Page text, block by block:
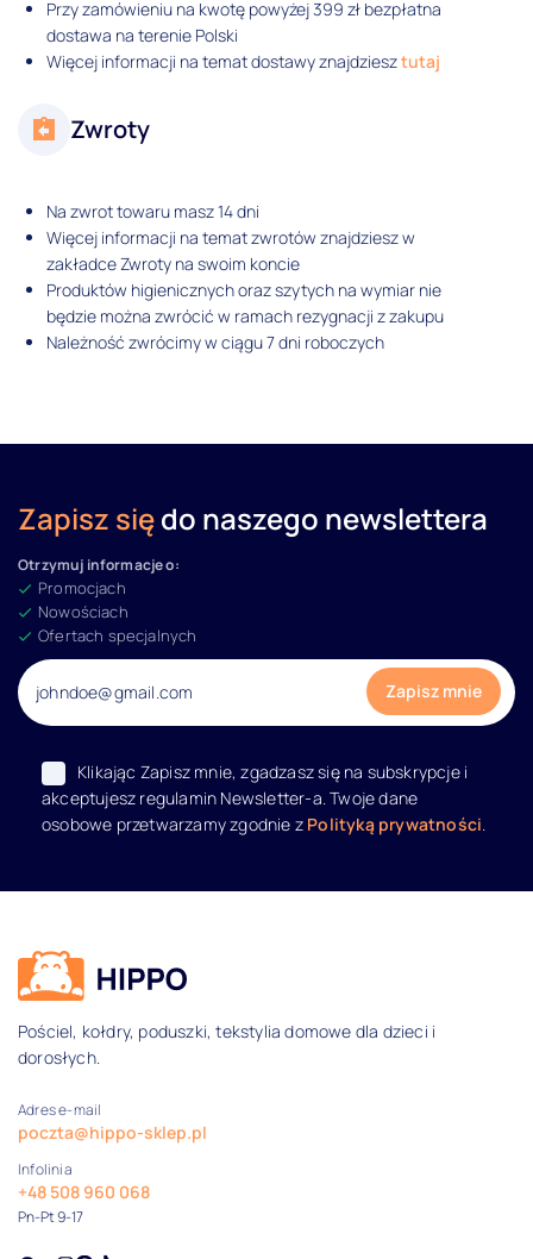
Przy zamówieniu na kwotę powyżej 399 zł bezpłatna
dostawa na terenie Polski
Więcej informacji na temat dostawy znajdziesztutaj
Zwroty
Na zwrot towaru masz 14 dni
Więcej informacji na temat zwrotów znajdziesz w
zakładce Zwroty na swoim koncie
Produktów higienicznych oraz szytych na wymiar nie
będzie można zwrócić w ramach rezygnacji z zakupu
Należność zwrócimy w ciągu 7 dni roboczych
Zapisz siędo naszego newslettera
Otrzymuj informacje o:
Promocjach
Nowościach
Ofertach specjalnych
Klikając Zapisz mnie, zgadzasz się na subskrypcje i
akceptujesz regulamin Newsletter-a. Twoje dane
osobowe przetwarzamy zgodnie z Polityką prywatności.
Dane kontaktowe i informacje
Pościel, kołdry, poduszki, tekstylia domowe dla dzieci i
dorosłych.
Adres e-mail
poczta@hippo-sklep.pl
Infolinia
+48 508 960 068
Pn-Pt 9-17